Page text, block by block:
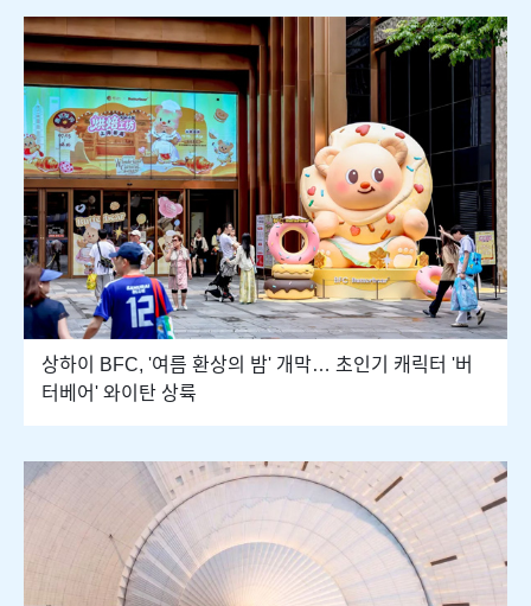
상하이 BFC, '여름 환상의 밤' 개막… 초인기 캐릭터 '버
터베어' 와이탄 상륙